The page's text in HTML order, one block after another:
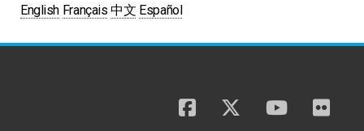
English Français 中文 Español
facebook twitter youtube